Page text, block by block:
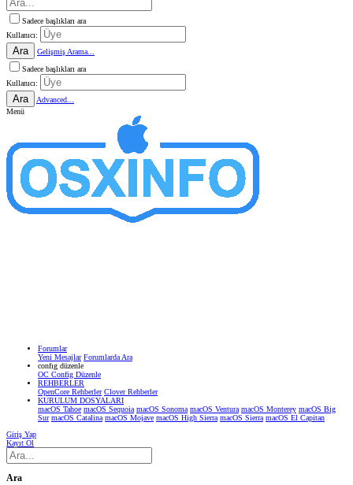
Sadece başlıkları ara
Kullanıcı:
Ara
Gelişmiş Arama...
Sadece başlıkları ara
Kullanıcı:
Ara
Advanced...
Menü
Forumlar
Yeni Mesajlar Forumlarda Ara
confıg düzenle
OC Config Düzenle
REHBERLER
OpenCore Rehberler Clover Rehberler
KURULUM DOSYALARI
macOS Tahoe macOS Sequoia macOS Sonoma macOS Ventura macOS Monterey macOS Big
Sur macOS Catalina macOS Mojave macOS High Sierra macOS Sierra macOS El Capitan
Giriş Yap
Kayıt Ol
Ara